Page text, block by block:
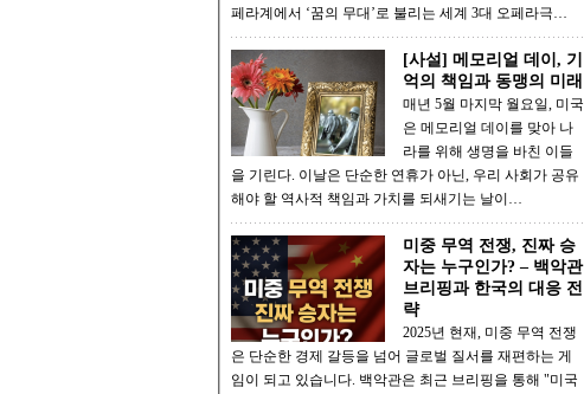
페라계에서 ‘꿈의 무대’로 불리는 세계 3대 오페라극…
[사설] 메모리얼 데이, 기
억의 책임과 동맹의 미래
매년 5월 마지막 월요일, 미국
은 메모리얼 데이를 맞아 나
라를 위해 생명을 바친 이들
을 기린다. 이날은 단순한 연휴가 아닌, 우리 사회가 공유
해야 할 역사적 책임과 가치를 되새기는 날이…
미중 무역 전쟁, 진짜 승
자는 누구인가? – 백악관
브리핑과 한국의 대응 전
략
2025년 현재, 미중 무역 전쟁
은 단순한 경제 갈등을 넘어 글로벌 질서를 재편하는 게
임이 되고 있습니다. 백악관은 최근 브리핑을 통해 "미국